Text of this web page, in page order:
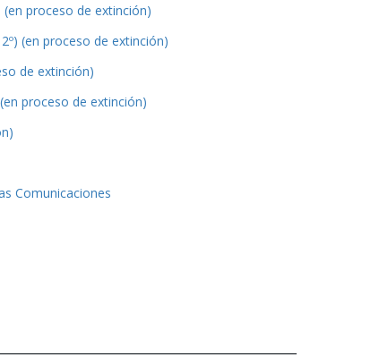
(en proceso de extinción)
(en proceso de extinción)
de extinción)
proceso de extinción)
Comunicaciones